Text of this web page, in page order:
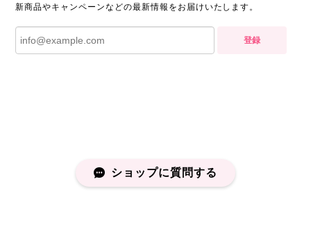
新商品やキャンペーンなどの最新情報をお届けいたします。
登録
ショップに質問する